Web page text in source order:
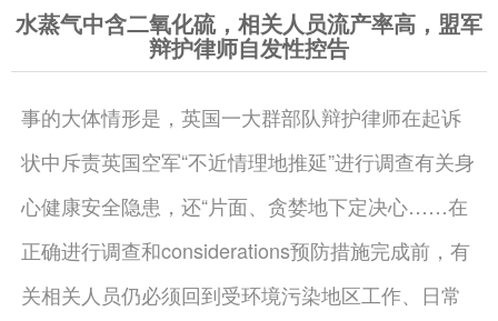
水蒸气中含二氧化硫，相关人员流产率高，盟军
辩护律师自发性控告
事的大体情形是，英国一大群部队辩护律师在起诉
状中斥责英国空军“不近情理地推延”进行调查有关身
心健康安全隐患，还“片面、贪婪地下定决心……在
正确进行调查和considerations预防措施完成前，有
关相关人员仍必须回到受环境污染地区工作、日常